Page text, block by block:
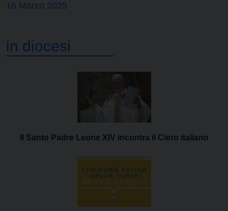
16 Marzo 2025
in diocesi
Il Santo Padre Leone XIV incontra il Clero italiano